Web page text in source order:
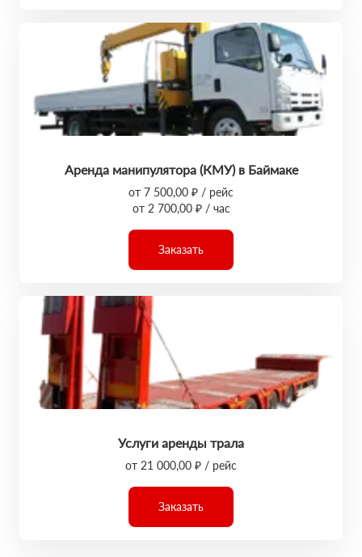
Аренда манипулятора (КМУ) в Баймаке
от 7 500,00 ₽ / рейс
от 2 700,00 ₽ / час
Заказать
Услуги аренды трала
от 21 000,00 ₽ / рейс
Заказать